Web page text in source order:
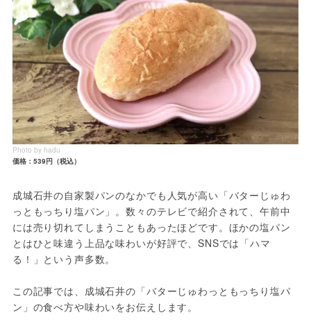
Photo by hadu
価格：539円（税込）
成城石井の自家製パンのなかでも人気が高い「バターじゅわ
っともっちり塩パン」。数々のテレビで紹介されて、午前中
には売り切れてしまうこともあったほどです。ほかの塩パン
とはひと味違う上品な味わいが好評で、SNSでは「ハマ
る！」という声多数。
この記事では、成城石井の「バターじゅわっともっちり塩パ
ン」の食べ方や味わいをお伝えします。